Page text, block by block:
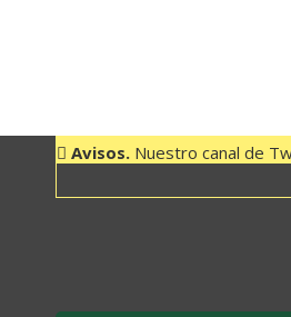
Avisos. Nuestro canal de